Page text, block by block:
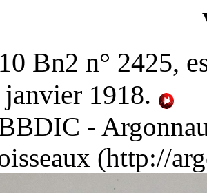
Bn2 n° 2425,
1918.
-
(http://